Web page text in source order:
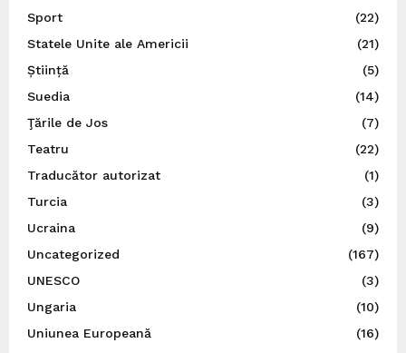
Sport
(22)
Statele Unite ale Americii
(21)
Știință
(5)
Suedia
(14)
Ţările de Jos
(7)
Teatru
(22)
Traducător autorizat
(1)
Turcia
(3)
Ucraina
(9)
Uncategorized
(167)
UNESCO
(3)
Ungaria
(10)
Uniunea Europeană
(16)